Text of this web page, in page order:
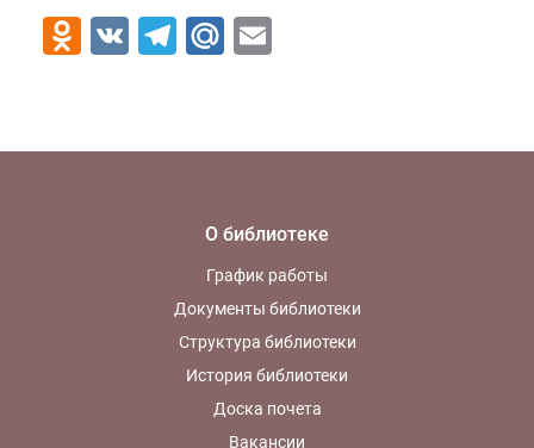
Odnoklassniki
VK Telegram
Mail.Ru
О библиотеке
График работы
Документы библиотеки
Структура библиотеки
История библиотеки
Доска почета
Вакансии